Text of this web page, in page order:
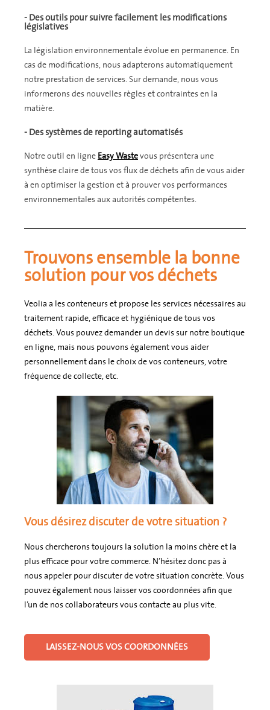
- Des outils pour suivre facilement les modifications
législatives
La législation environnementale évolue en permanence. En
cas de modifications, nous adapterons automatiquement
notre prestation de services. Sur demande, nous vous
informerons des nouvelles règles et contraintes en la
matière.
- Des systèmes de reporting automatisés
Notre outil en ligne Easy Wastevous présentera une
synthèse claire de tous vos flux de déchets afin de vous aider
à en optimiser la gestion et à prouver vos performances
environnementales aux autorités compétentes.
Trouvons ensemble la bonne
solution pour vos déchets
Veolia a les conteneurs et propose les services nécessaires au
traitement rapide, efficace et hygiénique de tous vos
déchets. Vous pouvez demander un devis sur notre boutique
en ligne, mais nous pouvons également vous aider
personnellement dans le choix de vos conteneurs, votre
fréquence de collecte, etc.
Vous désirez discuter de votre situation ?
Nous chercherons toujours la solution la moins chère et la
plus efficace pour votre commerce. N’hésitez donc pas à
nous appeler pour discuter de votre situation concrète. Vous
pouvez également nous laisser vos coordonnées afin que
l’un de nos collaborateurs vous contacte au plus vite.
LAISSEZ-NOUS VOS COORDONNÉES